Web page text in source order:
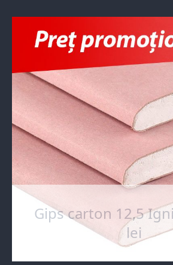
Gips carton 12,5
lei